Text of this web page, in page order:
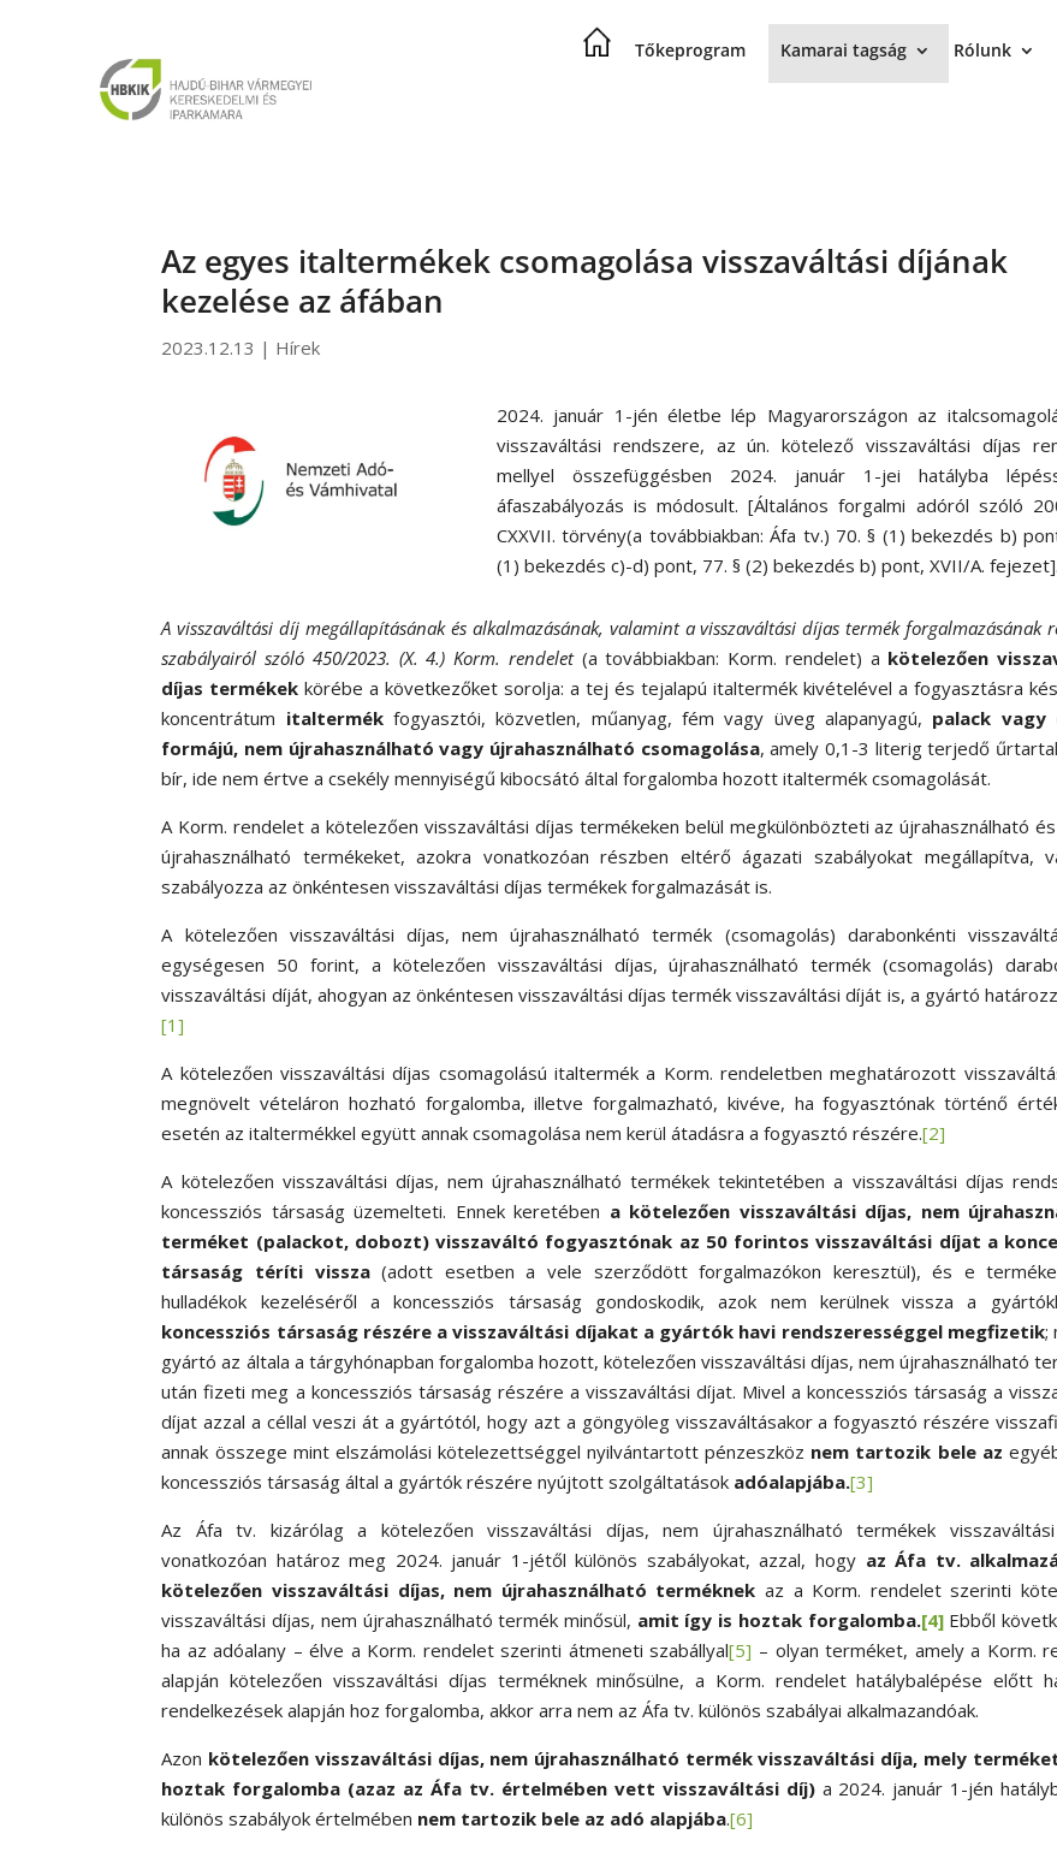
Tőkeprogram Kamarai tagság Rólunk
Az egyes italtermékek csomagolása visszaváltási díjának
kezelése az áfában
2023.12.13 | Hírek
2024. január 1-jén életbe lép Magyarországon az
visszaváltási rendszere, az ún. kötelező visszaváltási díjas
mellyel összefüggésben 2024. január 1-jei hatályba
áfaszabályozás is módosult. [Általános forgalmi adóról szóló
CXXVII. törvény(a továbbiakban: Áfa tv.) 70. § (1) bekezdés b)
(1) bekezdés c)-d) pont, 77. § (2) bekezdés b) pont, XVII/A. fejezet].
A visszaváltási díj megállapításának és alkalmazásának, valamint a visszaváltási díjas termék forgalmazásának
szabályairól szóló 450/2023. (X. 4.) Korm. rendelet (a továbbiakban: Korm. rendelet) a kötelezően
díjas termékek körébe a következőket sorolja: a tej és tejalapú italtermék kivételével a fogyasztásra
koncentrátum italtermék fogyasztói, közvetlen, műanyag, fém vagy üveg alapanyagú, palack vagy
formájú, nem újrahasználható vagy újrahasználható csomagolása, amely 0,1-3 literig terjedő
bír, ide nem értve a csekély mennyiségű kibocsátó által forgalomba hozott italtermék csomagolását.
A Korm. rendelet a kötelezően visszaváltási díjas termékeken belül megkülönbözteti az újrahasználható
újrahasználható termékeket, azokra vonatkozóan részben eltérő ágazati szabályokat megállapítva,
szabályozza az önkéntesen visszaváltási díjas termékek forgalmazását is.
A kötelezően visszaváltási díjas, nem újrahasználható termék (csomagolás) darabonkénti
egységesen 50 forint, a kötelezően visszaváltási díjas, újrahasználható termék (csomagolás)
visszaváltási díját, ahogyan az önkéntesen visszaváltási díjas termék visszaváltási díját is, a gyártó
[1]
A kötelezően visszaváltási díjas csomagolású italtermék a Korm. rendeletben meghatározott
megnövelt vételáron hozható forgalomba, illetve forgalmazható, kivéve, ha fogyasztónak történő
esetén az italtermékkel együtt annak csomagolása nem kerül átadásra a fogyasztó részére.[2]
A kötelezően visszaváltási díjas, nem újrahasználható termékek tekintetében a visszaváltási díjas
koncessziós társaság üzemelteti. Ennek keretében a kötelezően visszaváltási díjas, nem
terméket (palackot, dobozt) visszaváltó fogyasztónak az 50 forintos visszaváltási díjat a
társaság téríti vissza (adott esetben a vele szerződött forgalmazókon keresztül), és e
hulladékok kezeléséről a koncessziós társaság gondoskodik, azok nem kerülnek vissza a
koncessziós társaság részére a visszaváltási díjakat a gyártók havi rendszerességgel megfizetik;
gyártó az általa a tárgyhónapban forgalomba hozott, kötelezően visszaváltási díjas, nem újrahasználható
után fizeti meg a koncessziós társaság részére a visszaváltási díjat. Mivel a koncessziós társaság a
díjat azzal a céllal veszi át a gyártótól, hogy azt a göngyöleg visszaváltásakor a fogyasztó részére
annak összege mint elszámolási kötelezettséggel nyilvántartott pénzeszköz nem tartozik bele az
koncessziós társaság által a gyártók részére nyújtott szolgáltatások adóalapjába.[3]
Az Áfa tv. kizárólag a kötelezően visszaváltási díjas, nem újrahasználható termékek
vonatkozóan határoz meg 2024. január 1-jétől különös szabályokat, azzal, hogy az Áfa tv.
kötelezően visszaváltási díjas, nem újrahasználható terméknek az a Korm. rendelet szerinti
visszaváltási díjas, nem újrahasználható termék minősül, amit így is hoztak forgalomba.[4] Ebből
ha az adóalany – élve a Korm. rendelet szerinti átmeneti szabállyal[5] – olyan terméket, amely a Korm.
alapján kötelezően visszaváltási díjas terméknek minősülne, a Korm. rendelet hatálybalépése előtt
rendelkezések alapján hoz forgalomba, akkor arra nem az Áfa tv. különös szabályai alkalmazandóak.
Azon kötelezően visszaváltási díjas, nem újrahasználható termék visszaváltási díja, mely
hoztak forgalomba (azaz az Áfa tv. értelmében vett visszaváltási díj) a 2024. január 1-jén
különös szabályok értelmében nem tartozik bele az adó alapjába.[6]